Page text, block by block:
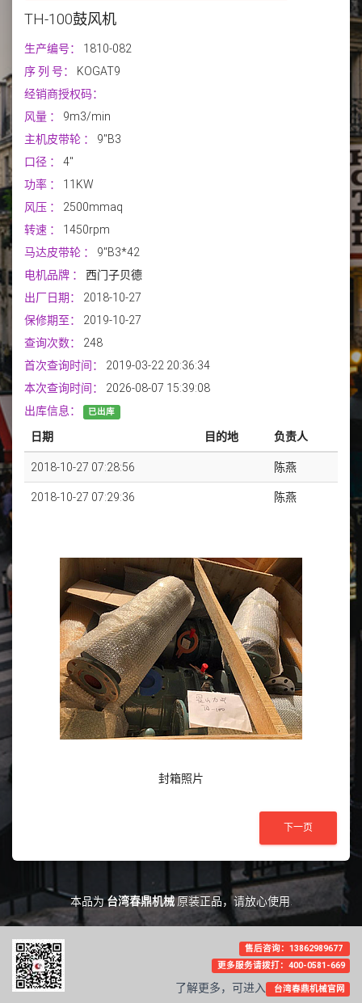
TH-100鼓风机
生产编号：
1810-082
序 列 号：
KOGAT9
经销商授权码：
风量 ：
9m3/min
主机皮带轮 ：
9"B3
口径 ：
4''
功率 ：
11KW
风压 ：
2500mmaq
转速 ：
1450rpm
马达皮带轮 ：
9"B3*42
电机品牌 ：
西门子贝德
出厂日期：
2018-10-27
保修期至：
2019-10-27
查询次数：
248
首次查询时间：
2019-03-22 20:36:34
本次查询时间：
2026-08-07 15:39:08
出库信息：
已出库
日期 目的地 负责人
2018-10-27 07:28:56 陈燕
2018-10-27 07:29:36 陈燕
封箱照片
本品为台湾春鼎机械原装正品，请放心使用.
售后咨询：13862989677
更多服务请拨打：400-0581-669
了解更多，可进入 台湾春鼎机械官网